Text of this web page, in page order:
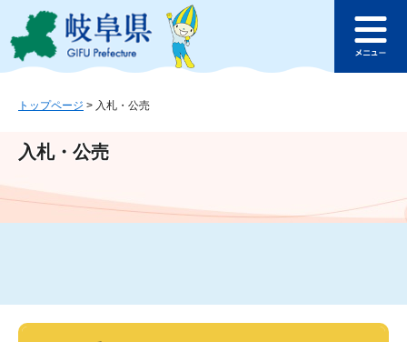
ジ
ュ
文
このページの本文へ
ュ
トップページ > 入札・公売
入札・公売